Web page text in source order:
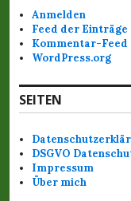
Anmelden
Feed der Einträge
Kommentar-Feed
WordPress.org
SEITEN
DSGVO
Impressum
Über mich